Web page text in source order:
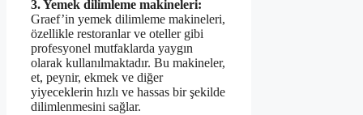
3. Yemek dilimleme makineleri:
Graef’in yemek dilimleme makineleri,
özellikle restoranlar ve oteller gibi
profesyonel mutfaklarda yaygın
olarak kullanılmaktadır. Bu makineler,
et, peynir, ekmek ve diğer
yiyeceklerin hızlı ve hassas bir şekilde
dilimlenmesini sağlar.